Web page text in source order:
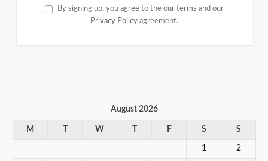
By signing up, you agree to the our terms and our
Privacy Policy agreement.
August 2026
M W F S S
1 2